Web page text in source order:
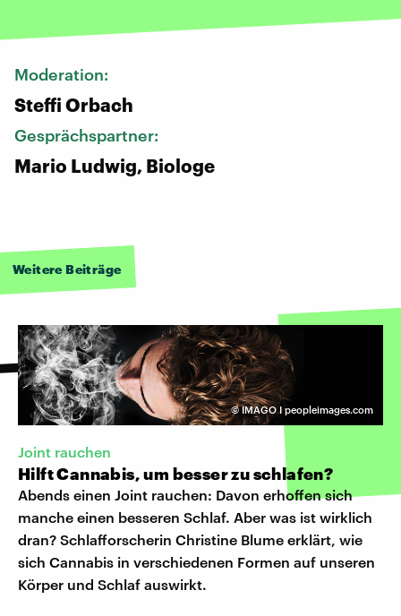
Moderation:
Steffi Orbach
Gesprächspartner:
Mario Ludwig, Biologe
Weitere Beiträge
©IMAGO I peopleimages.com
Joint rauchen
Hilft Cannabis, um besser zu schlafen?
Abends einen Joint rauchen: Davon erhoffen sich
manche einen besseren Schlaf. Aber was ist wirklich
dran? Schlafforscherin Christine Blume erklärt, wie
sich Cannabis in verschiedenen Formen auf unseren
Körper und Schlaf auswirkt.